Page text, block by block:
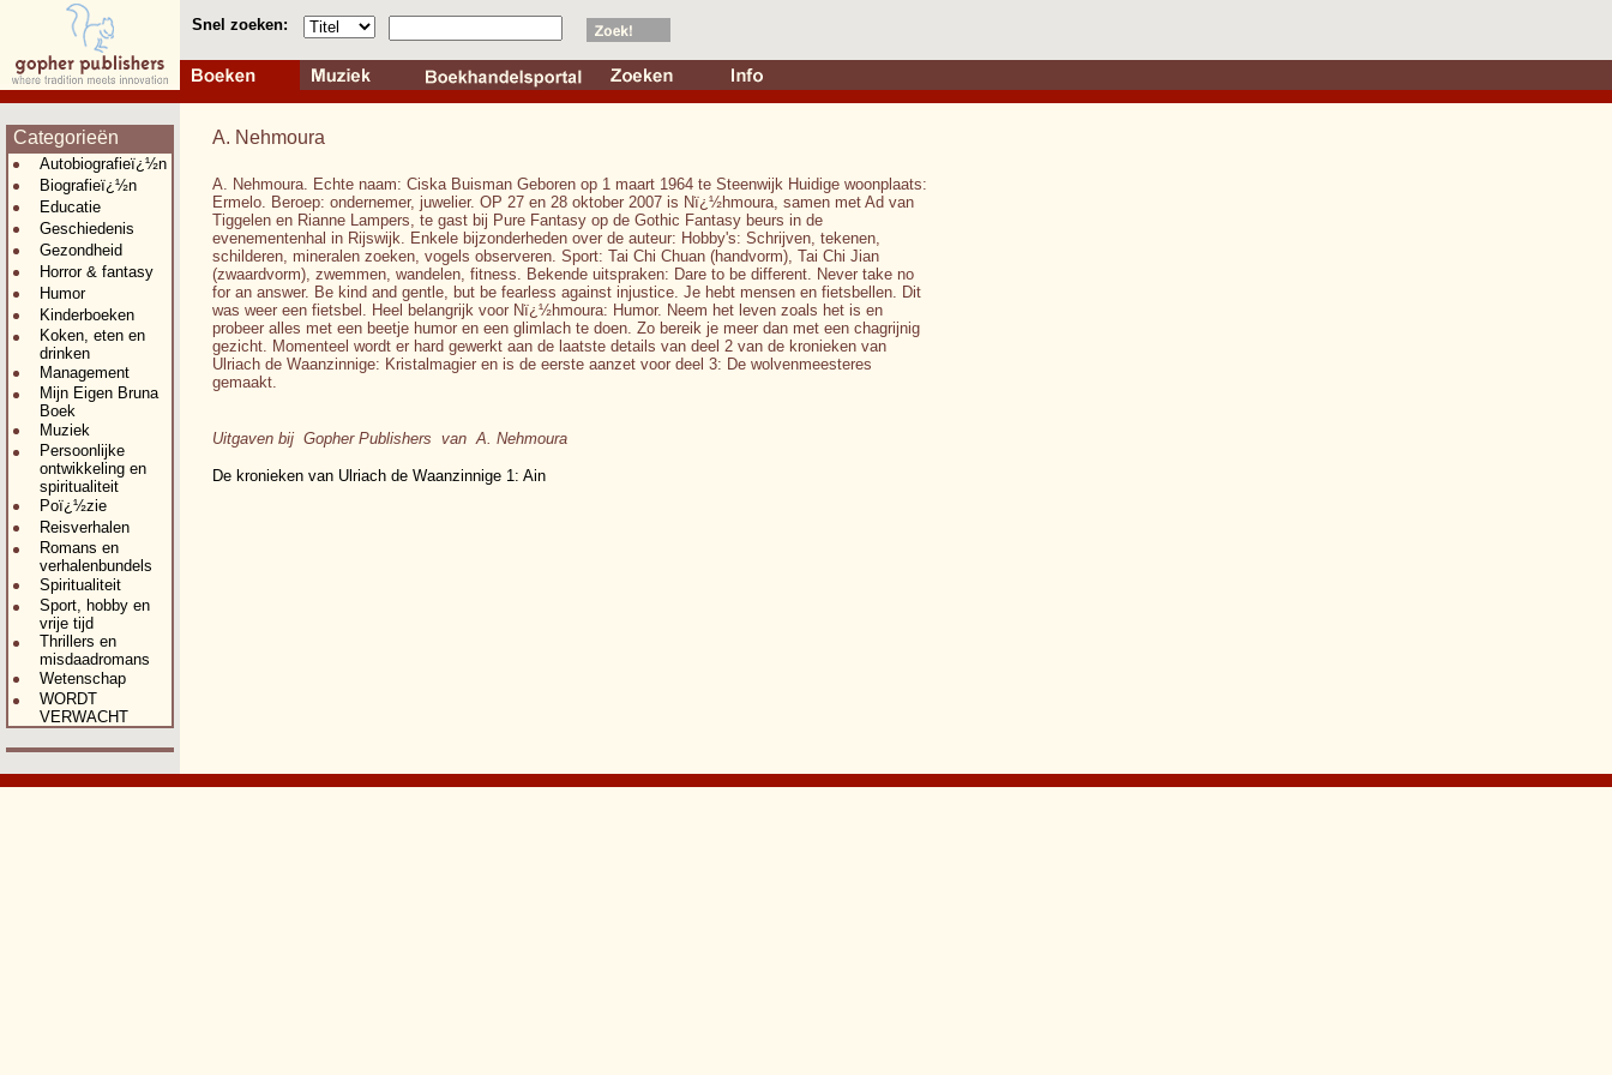
Snel zoeken:
Categorieën
Autobiografieï¿½n
Biografieï¿½n
Educatie
Geschiedenis
Gezondheid
Horror & fantasy
Humor
Kinderboeken
Koken, eten en
drinken
Management
Mijn Eigen Bruna
Boek
Muziek
Persoonlijke
ontwikkeling en
spiritualiteit
Poï¿½zie
Reisverhalen
Romans en
verhalenbundels
Spiritualiteit
Sport, hobby en
vrije tijd
Thrillers en
misdaadromans
Wetenschap
WORDT
VERWACHT
A. Nehmoura
A. Nehmoura. Echte naam: Ciska Buisman Geboren op 1 maart 1964 te Steenwijk Huidige woonplaats:
Ermelo. Beroep: ondernemer, juwelier. OP 27 en 28 oktober 2007 is Nï¿½hmoura, samen met Ad van
Tiggelen en Rianne Lampers, te gast bij Pure Fantasy op de Gothic Fantasy beurs in de
evenementenhal in Rijswijk. Enkele bijzonderheden over de auteur: Hobby's: Schrijven, tekenen,
schilderen, mineralen zoeken, vogels observeren. Sport: Tai Chi Chuan (handvorm), Tai Chi Jian
(zwaardvorm), zwemmen, wandelen, fitness. Bekende uitspraken: Dare to be different. Never take no
for an answer. Be kind and gentle, but be fearless against injustice. Je hebt mensen en fietsbellen. Dit
was weer een fietsbel. Heel belangrijk voor Nï¿½hmoura: Humor. Neem het leven zoals het is en
probeer alles met een beetje humor en een glimlach te doen. Zo bereik je meer dan met een chagrijnig
gezicht. Momenteel wordt er hard gewerkt aan de laatste details van deel 2 van de kronieken van
Ulriach de Waanzinnige: Kristalmagier en is de eerste aanzet voor deel 3: De wolvenmeesteres
gemaakt.
Uitgaven bij Gopher Publishers van A. Nehmoura
De kronieken van Ulriach de Waanzinnige 1: Ain